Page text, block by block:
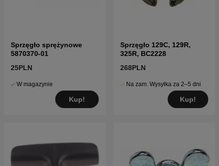
Sprzęgło sprężynowe
5870370-01
25PLN
W magazynie
Kup!
Sprzęgło 129C, 129R,
325R, BC2228
268PLN
Na zam. Wysyłka za 2–5 dni
Kup!